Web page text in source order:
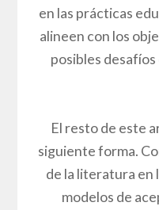
en las prácticas
alineen con los
posibles
El resto de este
siguiente forma.
de la literatura en
modelos de